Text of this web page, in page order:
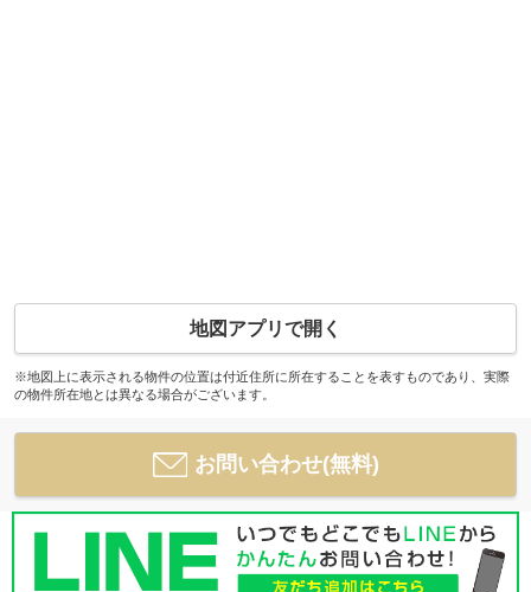
地図アプリで開く
※地図上に表示される物件の位置は付近住所に所在することを表すものであり、実際
の物件所在地とは異なる場合がございます。
お問い合わせ(無料)